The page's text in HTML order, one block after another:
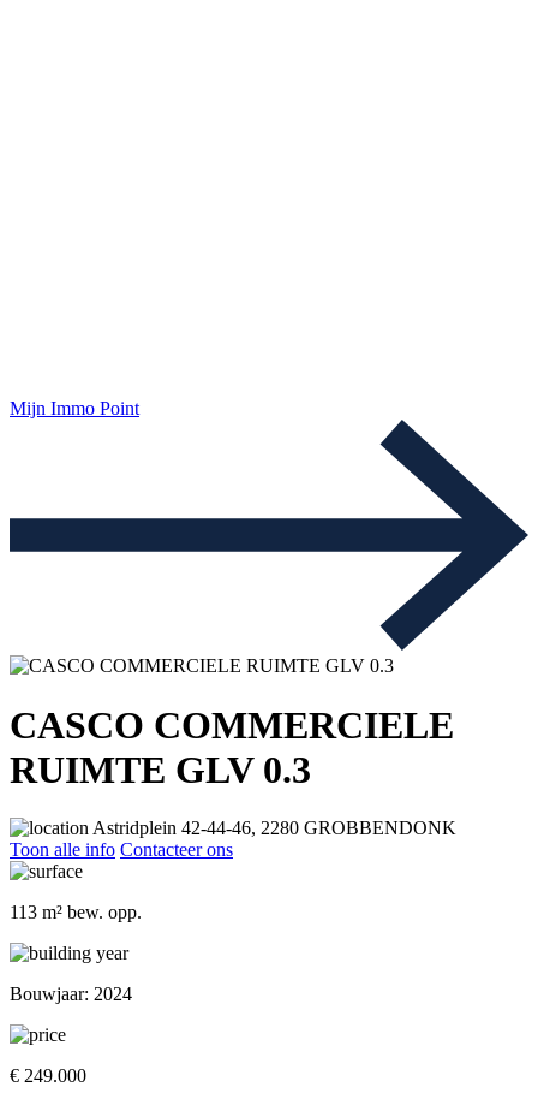
Mijn Immo Point
CASCO COMMERCIELE
RUIMTE GLV 0.3
Astridplein 42-44-46, 2280 GROBBENDONK
Toon alle info Contacteer ons
113 m² bew. opp.
Bouwjaar: 2024
€ 249.000